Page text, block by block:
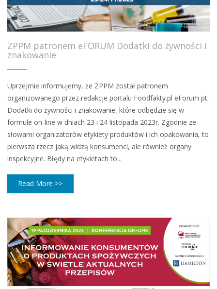
ZPPM patronem eFORUM Dodatki do żywności i
znakowanie
Uprzejmie informujemy, że ZPPM został patronem
organizowanego przez redakcje portalu Foodfakty.pl eForum pt.
Dodatki do żywności i znakowanie, które odbędzie się w
formule on-line w dniach 23 i 24 listopada 2023r. Zgodnie ze
słowami organizatorów etykiety produktów i ich opakowania, to
pierwsza rzecz jaką widzą konsumenci, ale również organy
inspekcyjne. Błędy na etykietach to...
Read More >>